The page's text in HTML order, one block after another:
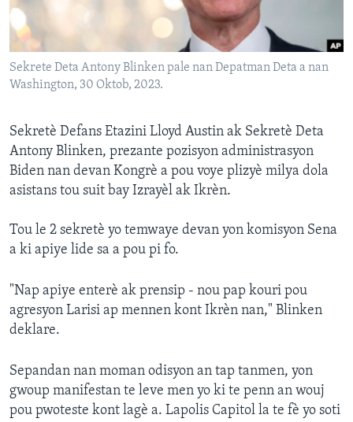
Sekrete Deta Antony Blinken pale nan Depatman Deta a nan
Washington, 30 Oktob, 2023.
Sekretè Defans Etazini Lloyd Austin ak Sekretè Deta
Antony Blinken, prezante pozisyon administrasyon
Biden nan devan Kongrè a pou voye plizyè milya dola
asistans tou suit bay Izrayèl ak Ikrèn.
Tou le 2 sekretè yo temwaye devan yon komisyon Sena
a ki apiye lide sa a pou pi fo.
"Nap apiye enterè ak prensip - nou pap kouri pou
agresyon Larisi ap mennen kont Ikrèn nan," Blinken
deklare.
Sepandan nan moman odisyon an tap tanmen, yon
gwoup manifestan te leve men yo ki te penn an wouj
pou pwoteste kont lagè a. Lapolis Capitol la te fè yo soti